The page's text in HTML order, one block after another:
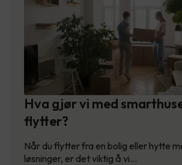
Hva gjør vi med
flytter?
Når du flytter fra en bolig eller hytte
løsninger, er det viktig å vi…